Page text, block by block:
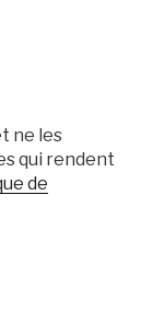
ne les
qui rendent
de